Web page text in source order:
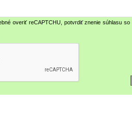
overiť reCAPTCHU, potvrdiť znenie súhlasu